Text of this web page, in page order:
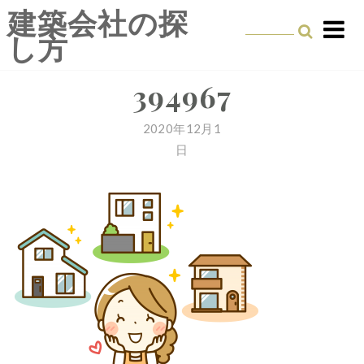
Skip
to
content
建築会社の探
し方
394967
2020年12月1
日